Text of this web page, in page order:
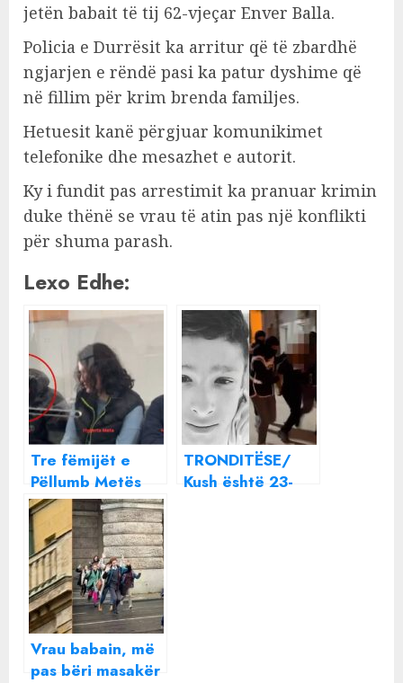
jetën babait të tij 62-vjeçar Enver Balla.
Policia e Durrësit ka arritur që të zbardhë
ngjarjen e rëndë pasi ka patur dyshime që
në fillim për krim brenda familjes.
Hetuesit kanë përgjuar komunikimet
telefonike dhe mesazhet e autorit.
Ky i fundit pas arrestimit ka pranuar krimin
duke thënë se vrau të atin pas një konflikti
për shuma parash.
Lexo Edhe:
Tre fëmijët e
Pëllumb Metës
përballen me
gjykatën, djali i
madh mohon
krimin: Babain e
vrau Hygerta!
TRONDITËSE/
Kush është 23-
Vrau babain, më
pas bëri masakër